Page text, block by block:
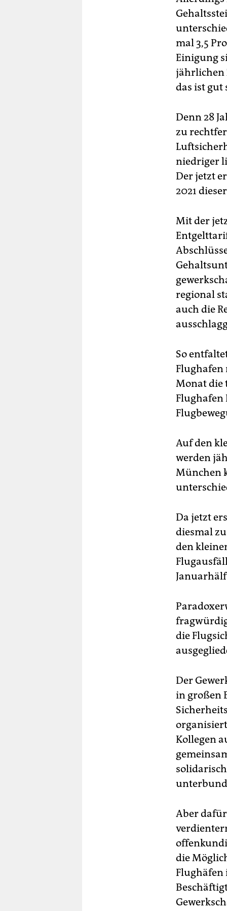
mal 3,5
Einigung
jährlichen
das ist gut
Denn 28
zu
niedriger
Der jetzt
2021
Mit der
regional
auch die
So
Flughafen
Monat die
Flughafen
Auf den
werden
München
Da jetzt
diesmal
den
die
Der
in großen
Kollegen
Aber
die
Flughäfen